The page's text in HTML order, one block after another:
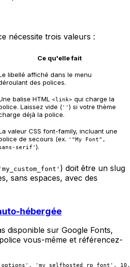
nécessite trois valeurs :
Ce qu'elle fait
libellé affiché dans le menu
des polices.
balise HTML <link> qui charge la
Laissez vide ('' ) si votre thème
déjà la police.
valeur CSS font-family, incluant une
de secours (ex. '"My Font",
serif' ).
'my_custom_font' ) doit être un slug
sans espaces, avec des
hébergée
disponible sur Google Fonts,
vous-même et référencez-
'my_selfhosted_rp_font',